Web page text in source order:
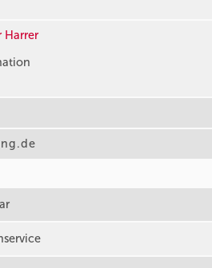
Harrer